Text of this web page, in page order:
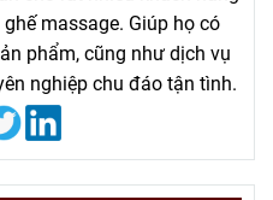
massage. Giúp họ có
phẩm, cũng như dịch vụ
nghiệp chu đáo tận tình.